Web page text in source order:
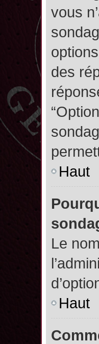
vous
des
Haut
Le
Haut